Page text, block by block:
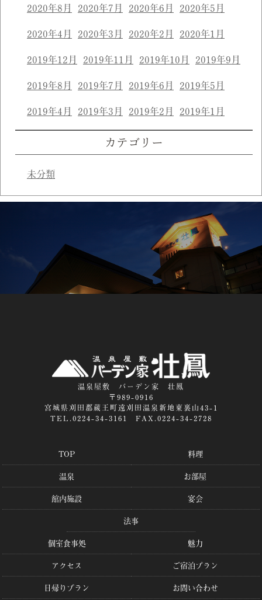
2020年8月 2020年7月 2020年6月 2020年5月
2020年4月 2020年3月 2020年2月 2020年1月
2019年12月 2019年11月 2019年10月 2019年9月
2019年8月 2019年7月 2019年6月 2019年5月
2019年4月 2019年3月 2019年2月 2019年1月
カテゴリー
未分類
温泉屋敷 バーデン家 壮鳳
〒989-0916
宮城県刈田郡蔵王町遠刈田温泉新地東裏山43-1
TEL.0224-34-3161 FAX.0224-34-2728
TOP
料理
温泉
お部屋
館内施設
宴会
法事
個室食事処
魅力
アクセス
ご宿泊プラン
日帰りプラン
お問い合わせ